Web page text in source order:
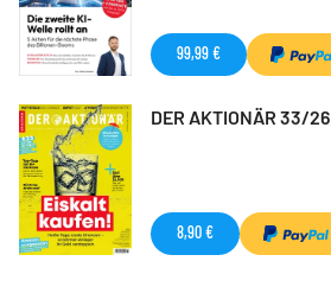
99,99 €
DER AKTIONÄR 33/26
8,90 €